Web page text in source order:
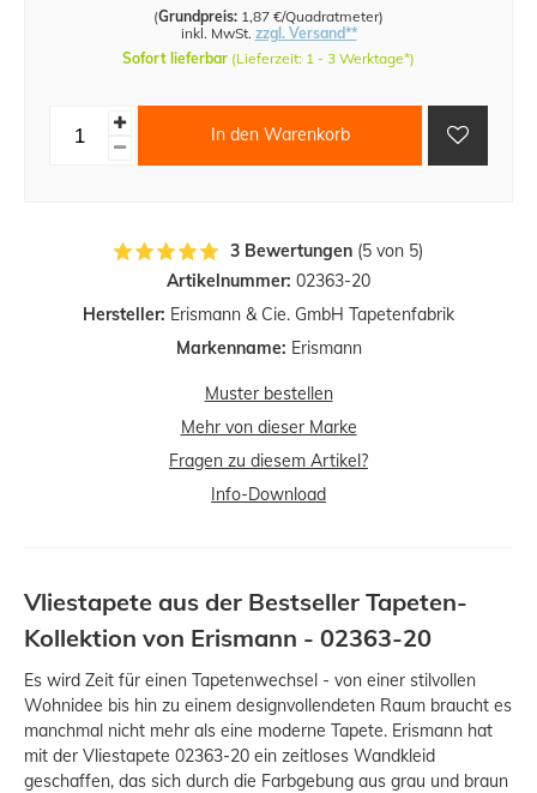
Artikelnummer: 02363-20
Hersteller: Erismann & Cie. GmbH Tapetenfabrik
Markenname: Erismann
(Grundpreis: 1,87 €/Quadratmeter)
inkl. MwSt. zzgl. Versand**
Sofort lieferbar (Lieferzeit: 1 - 3 Werktage*)
In den Warenkorb
Muster bestellen
Mehr von dieser Marke
Fragen zu diesem Artikel?
Info-Download
3 Bewertungen (5 von 5)
Vliestapete aus der Bestseller Tapeten-
Kollektion von Erismann - 02363-20
Es wird Zeit für einen Tapetenwechsel - von einer stilvollen
Wohnidee bis hin zu einem designvollendeten Raum braucht es
manchmal nicht mehr als eine moderne Tapete. Erismann hat
mit der Vliestapete 02363-20 ein zeitloses Wandkleid
geschaffen, das sich durch die Farbgebung aus grau und braun